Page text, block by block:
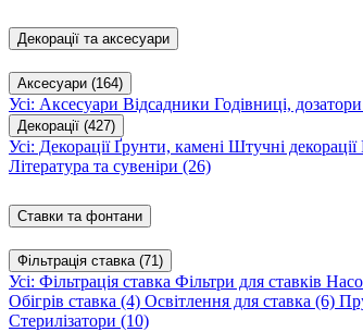
Декорації та аксесуари
Аксесуари (164)
Усі: Аксесуари Відсадники Годівниці, дозатори
Декорації (427)
Усі: ДекораціїҐрунти, камені Штучні декорації
Література та сувеніри (26)
Ставки та фонтани
Фільтрація ставка (71)
Усі: Фільтрація ставка Фільтри для ставків
Обігрів ставка (4) Освітлення для ставка (6)
Стерилізатори (10)